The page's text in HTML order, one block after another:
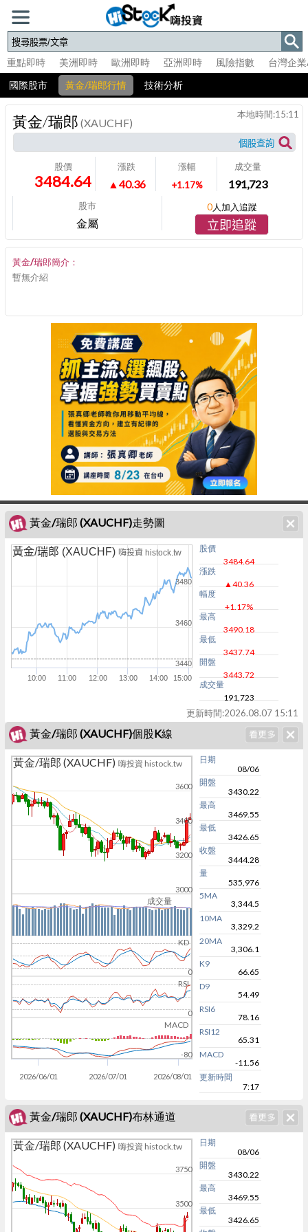
重點即時 美洲即時 歐洲即時 亞洲即時 風險指數
台灣企
國際股市
黃金/瑞郎行情 技術分析
黃金/瑞郎 (XAUCHF)
股價
3484.64
漲跌
▲40.36
漲幅
+1.17%
成交量
191,723
股市
金屬
本地時間:15:11
0人加入追蹤
立即追蹤
黃金/瑞郎簡介：
暫無介紹
黃金/瑞郎 (XAUCHF)走勢圖
黃金/瑞郎 (XAUCHF) 嗨投資 histock.tw
10:00 11:00 12:00 13:00 14:00 15:00
3440
3460
3480
股價
3484.64
漲跌
▲40.36
幅度
+1.17%
最高
3490.18
最低
3437.74
開盤
3443.72
成交量
191,723
更新時間:2026.08.07 15:11
黃金/瑞郎 (XAUCHF)個股K線
成交量
KD
RSI
MACD
黃金/瑞郎 (XAUCHF) 嗨投資 histock.tw
2026/06/01 2026/07/01 2026/08/01
3000
3200
3400
3600
0
0
-80
日期
08/06
開盤
3430.22
最高
3469.55
最低
3426.65
收盤
3444.28
量
535,976
5MA
3,344.5
10MA
3,329.2
20MA
3,306.1
K9
66.65
D9
54.49
RSI6
78.16
RSI12
65.31
MACD
-11.56
更新時間
7:17
黃金/瑞郎 (XAUCHF)布林通道
黃金/瑞郎 (XAUCHF) 嗨投資 histock.tw
3500
3750
日期
08/06
開盤
3430.22
最高
3469.55
最低
3426.65